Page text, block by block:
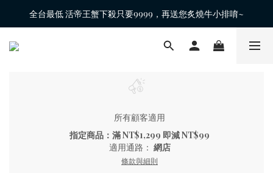
全台最低 活帝王蟹下殺只要9999，再送您炙燒牛小排唷~
所有顧客適用
指定商品：滿 NT$1,299 即減 NT$99
適用通路： 網店
條款與細則